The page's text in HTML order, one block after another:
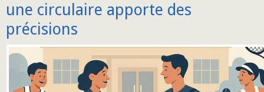
une circulaire apporte des
précisions